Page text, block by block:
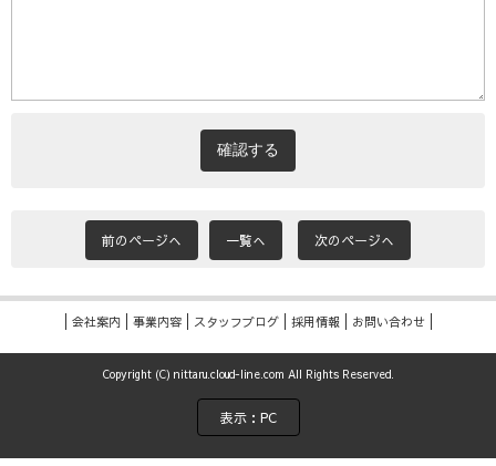
前のページへ 一覧へ 次のページへ
会社案内 事業内容 スタッフブログ 採用情報 お問い合わせ
Copyright (C) nittaru.cloud-line.com All Rights Reserved.
表示：PC